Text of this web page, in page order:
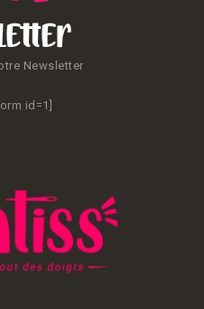
Newsletter
id=1]